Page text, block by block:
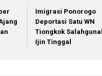
Imigrasi Ponorogo
Deportasi Satu WN
Tiongkok
Ijin Tinggal